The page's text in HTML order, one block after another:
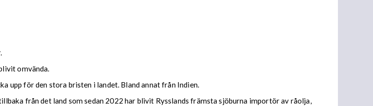
omvända.
upp för den stora bristen i landet. Bland annat från Indien.
från det land som sedan 2022 har blivit Rysslands främsta sjöburna importör av råolja,